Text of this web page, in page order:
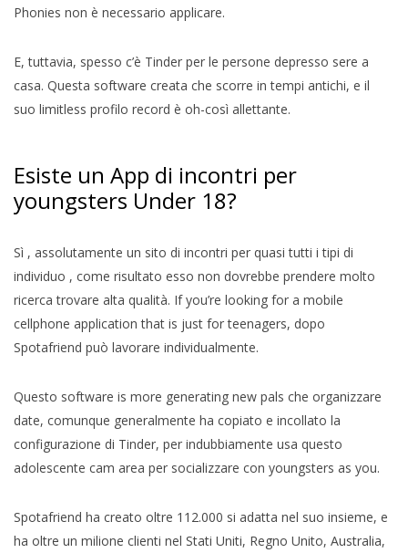
Phonies non è necessario applicare.
E, tuttavia, spesso c’è Tinder per le persone depresso sere a
casa. Questa software creata che scorre in tempi antichi, e il
suo limitless profilo record è oh-così allettante.
Esiste un App di incontri per
youngsters Under 18?
Sì , assolutamente un sito di incontri per quasi tutti i tipi di
individuo , come risultato esso non dovrebbe prendere molto
ricerca trovare alta qualità. If you’re looking for a mobile
cellphone application that is just for teenagers, dopo
Spotafriend può lavorare individualmente.
Questo software is more generating new pals che organizzare
date, comunque generalmente ha copiato e incollato la
configurazione di Tinder, per indubbiamente usa questo
adolescente cam area per socializzare con youngsters as you.
Spotafriend ha creato oltre 112.000 si adatta nel suo insieme, e
ha oltre un milione clienti nel Stati Uniti, Regno Unito, Australia,